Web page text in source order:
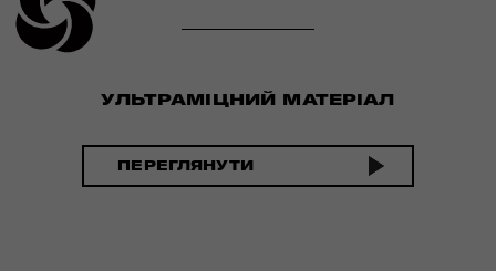
УЛЬТРАМІЦНИЙ МАТЕРІАЛ
ПЕРЕГЛЯНУТИ